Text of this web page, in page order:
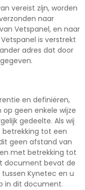
vereist zijn, worden
naar
Vetspanel, en naar
is verstrekt
adres dat door
en definiëren,
geen enkele wijze
gedeelte. Als wij
tot een
geen afstand van
met betrekking tot
document bevat de
Kynetec en u
in dit document.